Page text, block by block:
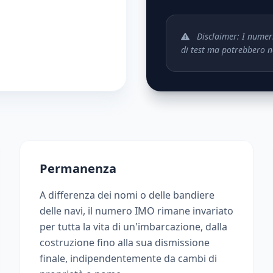
Disclaimer: I
di test ma potrebbero
Permanenza
A differenza dei nomi o delle bandiere
delle navi, il numero IMO rimane invariato
per tutta la vita di un'imbarcazione, dalla
costruzione fino alla sua dismissione
finale, indipendentemente da cambi di